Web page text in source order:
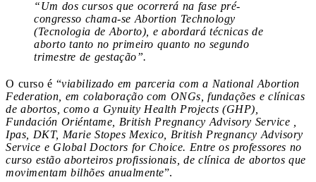
“Um dos cursos que ocorrerá na fase pré-
congresso chama-se Abortion Technology
(Tecnologia de Aborto), e abordará técnicas de
aborto tanto no primeiro quanto no segundo
trimestre de gestação”.
O curso é “viabilizado em parceria com a National Abortion
Federation, em colaboração com ONGs, fundações e clínicas
de abortos, como a Gynuity Health Projects (GHP),
Fundación Oriéntame, British Pregnancy Advisory Service ,
Ipas, DKT, Marie Stopes Mexico, British Pregnancy Advisory
Service e Global Doctors for Choice. Entre os professores no
curso estão aborteiros profissionais, de clínica de abortos que
movimentam bilhões anualmente”.